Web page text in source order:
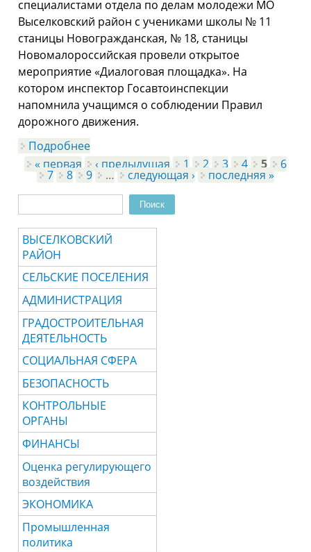
специалистами отдела по делам молодежи МО
Выселковский район с учениками школы № 11
станицы Новогражданская, № 18, станицы
Новомалороссийская провели открытое
мероприятие «Диалоговая площадка». На
котором инспектор Госавтоинспекции
напомнила учащимся о соблюдении Правил
дорожного движения.
Подробнее
проводят профилактические беседы в
образовательных организациях
Страницы
« первая ‹ предыдущая 1 2 3 4 5 6
7 8 9 … следующая › последняя »
Поиск
ВЫСЕЛКОВСКИЙ
РАЙОН
СЕЛЬСКИЕ ПОСЕЛЕНИЯ
АДМИНИСТРАЦИЯ
ГРАДОСТРОИТЕЛЬНАЯ
ДЕЯТЕЛЬНОСТЬ
СОЦИАЛЬНАЯ СФЕРА
БЕЗОПАСНОСТЬ
КОНТРОЛЬНЫЕ
ОРГАНЫ
ФИНАНСЫ
Оценка регулирующего
воздействия
ЭКОНОМИКА
Промышленная
политика